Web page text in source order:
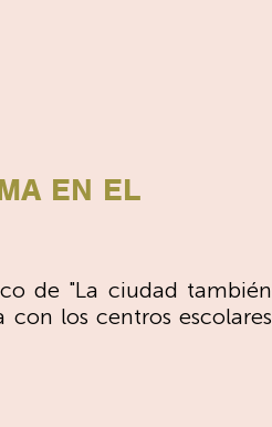
EN EL
de "La ciudad también
con los centros escolares